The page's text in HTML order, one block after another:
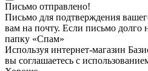
Письмо отправлено!
Письмо для подтверждения
вам на почту. Если письмо долго
папку «Спам»
Используя интернет-магазин
вы соглашаетесь с